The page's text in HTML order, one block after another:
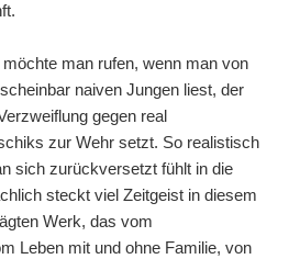
man rufen, wenn man von
naiven Jungen liest, der
gegen real
zur Wehr setzt. So realistisch
sich zurückversetzt fühlt in die
steckt viel Zeitgeist in diesem
Werk, das vom
Leben mit und ohne Familie, von